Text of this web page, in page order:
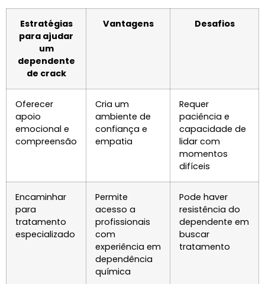
Estratégias
para ajudar
um
dependente
de crack
Vantagens Desafios
Oferecer
apoio
emocional e
compreensão
Cria um
ambiente de
confiança e
empatia
Requer
paciência e
capacidade de
lidar com
momentos
difíceis
Encaminhar
para
tratamento
especializado
Permite
acesso a
profissionais
com
experiência em
dependência
química
Pode haver
resistência do
dependente em
buscar
tratamento